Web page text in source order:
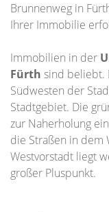
Brunnenweg in
Ihrer Immobilie
Immobilien in der
Fürth sind beliebt.
Südwesten der
Stadtgebiet. Die
zur Naherholung
die Straßen in dem
Westvorstadt liegt
großer Pluspunkt.